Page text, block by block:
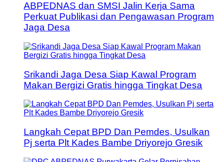
ABPEDNAS dan SMSI Jalin Kerja Sama
Perkuat Publikasi dan Pengawasan Program
Jaga Desa
Srikandi Jaga Desa Siap Kawal Program
Makan Bergizi Gratis hingga Tingkat Desa
Langkah Cepat BPD Dan Pemdes, Usulkan
Pj serta Plt Kades Bambe Driyorejo Gresik